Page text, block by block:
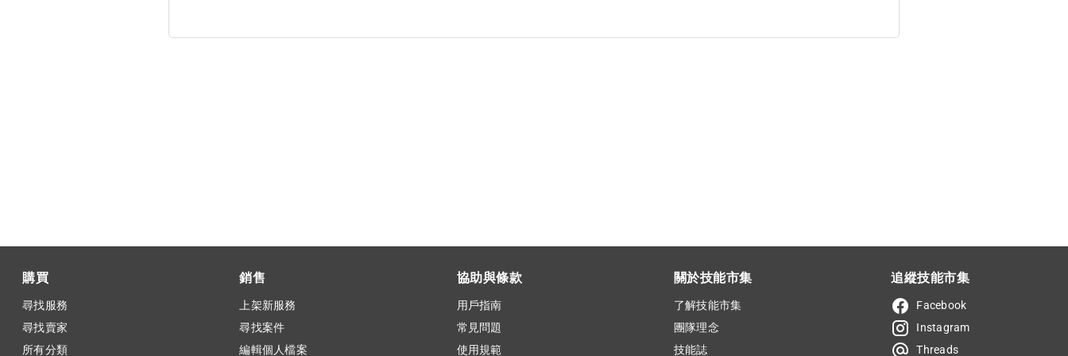
購買
尋找服務
尋找賣家
所有分類
銷售
上架新服務
尋找案件
編輯個人檔案
協助與條款
用戶指南
常見問題
使用規範
關於技能市集
了解技能市集
團隊理念
技能誌
追縱技能市集
Facebook
Instagram
Threads